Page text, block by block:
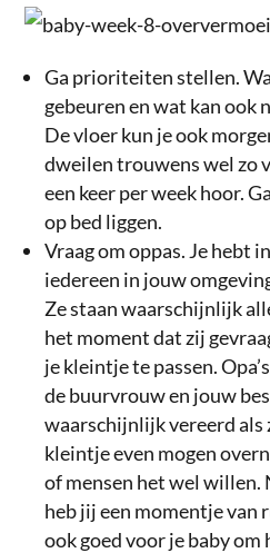
Ga prioriteiten stellen.
gebeuren en wat kan ook
De vloer kun je ook
dweilen trouwens wel zo
een keer per week hoor.
op bed liggen.
Vraag om oppas. Je hebt
iedereen in jouw
Ze staan waarschijnlijk
het moment dat zij
je kleintje te passen.
de buurvrouw en jouw
waarschijnlijk vereerd als
kleintje even mogen
of mensen het wel willen.
heb jij een momentje van
ook goed voor je baby om